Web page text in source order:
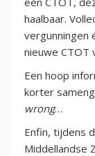
haalbaar.
vergunningen
nieuwe CTOT
Een hoop
korter
wrong…
Enfin, tijdens
Middellandse